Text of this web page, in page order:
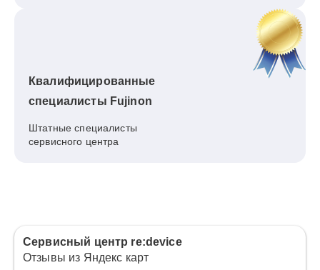
Квалифицированные
специалисты Fujinon
Штатные специалисты
сервисного центра
Сервисный центр re:device
Отзывы из Яндекс карт